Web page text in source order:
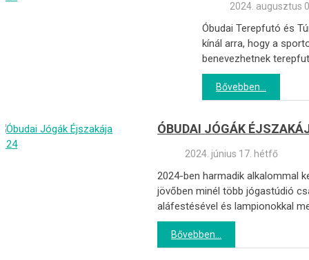
2024. augusztus
Óbudai Terepfutó és
kínál arra, hogy a sportolás
benevezhetnek
Bővebben...
ÓBUDAI JÓGÁK
2024. június 17. hétfő
2024-ben harmadik alkalommal
jövőben minél több jógastúdió
aláfestésével és lampionokkal
Bővebben...